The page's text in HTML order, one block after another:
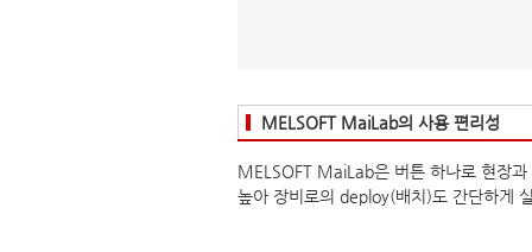
MELSOFT MaiLab의 사용 편리성
MELSOFT MaiLab은 버튼 하나로 현장
높아 장비로의 deploy(배치)도 간단하게